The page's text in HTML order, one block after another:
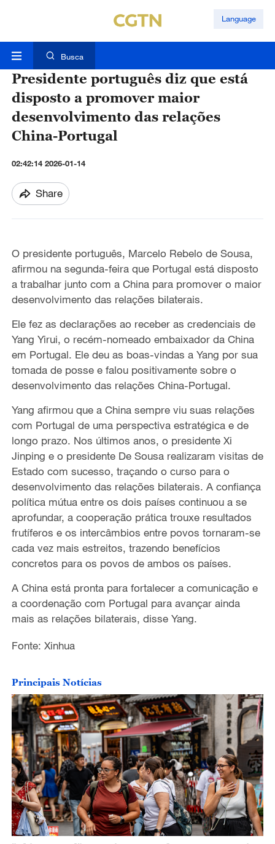
Language
Busca
Presidente português diz que está
disposto a promover maior
desenvolvimento das relações
China-Portugal
02:42:14 2026-01-14
Share
O presidente português, Marcelo Rebelo de Sousa,
afirmou na segunda-feira que Portugal está disposto
a trabalhar junto com a China para promover o maior
desenvolvimento das relações bilaterais.
Ele fez as declarações ao receber as credenciais de
Yang Yirui, o recém-nomeado embaixador da China
em Portugal. Ele deu as boas-vindas a Yang por sua
tomada de posse e falou positivamente sobre o
desenvolvimento das relações China-Portugal.
Yang afirmou que a China sempre viu suas relações
com Portugal de uma perspectiva estratégica e de
longo prazo. Nos últimos anos, o presidente Xi
Jinping e o presidente De Sousa realizaram visitas de
Estado com sucesso, traçando o curso para o
desenvolvimento das relações bilaterais. A confiança
política mútua entre os dois países continuou a se
aprofundar, a cooperação prática trouxe resultados
frutíferos e os intercâmbios entre povos tornaram-se
cada vez mais estreitos, trazendo benefícios
concretos para os povos de ambos os países.
A China está pronta para fortalecer a comunicação e
a coordenação com Portugal para avançar ainda
mais as relações bilaterais, disse Yang.
Fonte: Xinhua
Principais Notícias